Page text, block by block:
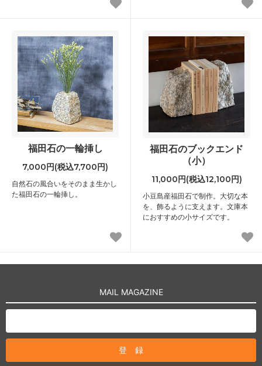
福田石の一輪挿し
7,000円(税込7,700円)
自然石の風合いをそのまま生かし
た福田石の一輪挿し。
福田石のブックエンド
（小）
11,000円(税込12,100円)
小豆島産福田石で制作。大切な本
を、飾るように支えます。文庫本
におすすめの小サイズです。
MAIL MAGAZINE